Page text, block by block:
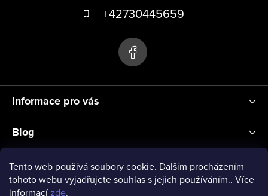
Tento web používá soubory cookie. Dalším procházením
tohoto webu vyjadřujete souhlas s jejich používáním.. Více
informacízde.
í
+42730445659
Informace pro vás
Blog
Přihlášení